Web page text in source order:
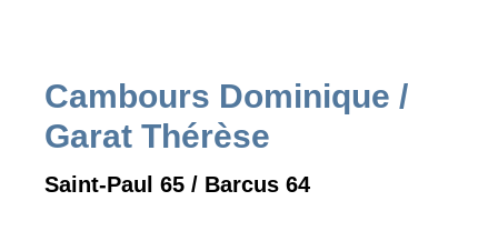
Cambours Dominique /
Garat Thérèse
Saint-Paul 65 / Barcus 64